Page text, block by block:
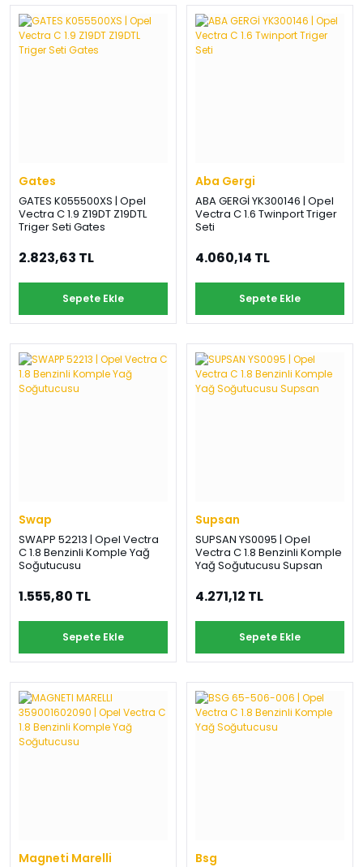
Beni
O
›
C
›
P
›
K
›
Ş
›
A
›
Gates
GATES K055500XS | Opel
Vectra C 1.9 Z19DT Z19DTL
Triger Seti Gates
2.823,63 TL
Sepete Ekle
Aba Gergi
ABA GERGİ YK300146 | Opel
Vectra C 1.6 Twinport Triger
Seti
4.060,14 TL
Sepete Ekle
Swap
SWAPP 52213 | Opel Vectra
C 1.8 Benzinli Komple Yağ
Soğutucusu
1.555,80 TL
Sepete Ekle
Supsan
SUPSAN YS0095 | Opel
Vectra C 1.8 Benzinli Komple
Yağ Soğutucusu Supsan
4.271,12 TL
Sepete Ekle
Magneti Marelli Bsg